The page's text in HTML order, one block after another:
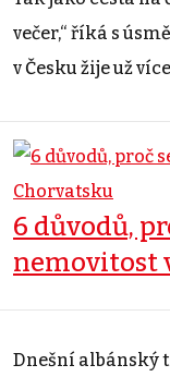
večer,“ říká s
v Česku žije už
6 důvodů,
nemovitost
Dnešní albánský